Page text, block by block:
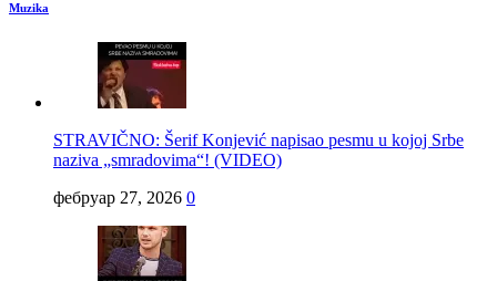
Muzika
STRAVIČNO: Šerif Konjević napisao pesmu u kojoj Srbe
naziva „smradovima“! (VIDEO)
фебруар 27, 2026 0